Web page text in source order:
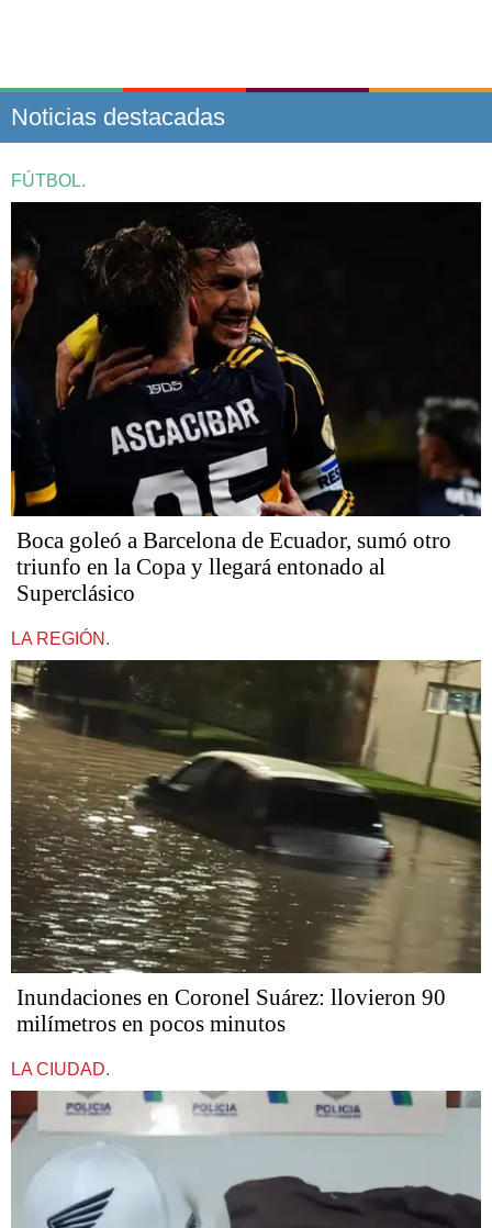
Noticias destacadas
FÚTBOL.
Boca goleó a Barcelona de Ecuador, sumó otro
triunfo en la Copa y llegará entonado al
Superclásico
LA REGIÓN.
Inundaciones en Coronel Suárez: llovieron 90
milímetros en pocos minutos
LA CIUDAD.